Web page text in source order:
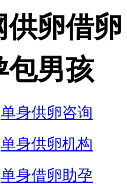
卵借卵
包男孩
单身供卵咨询
单身供卵机构
单身借卵助孕